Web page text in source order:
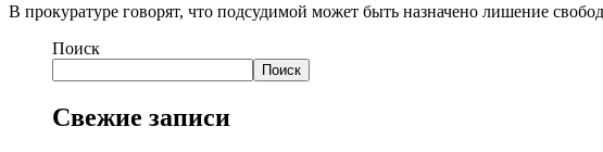
В прокуратуре говорят, что подсудимой может быть назначено лишение
Поиск
Поиск
Свежие записи